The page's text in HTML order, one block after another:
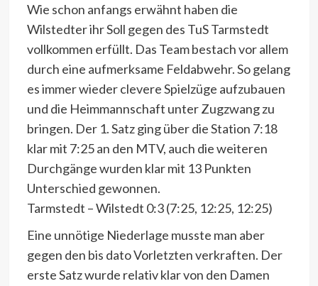
Wie schon anfangs erwähnt haben die
Wilstedter ihr Soll gegen des TuS Tarmstedt
vollkommen erfüllt. Das Team bestach vor allem
durch eine aufmerksame Feldabwehr. So gelang
es immer wieder clevere Spielzüge aufzubauen
und die Heimmannschaft unter Zugzwang zu
bringen. Der 1. Satz ging über die Station 7:18
klar mit 7:25 an den MTV, auch die weiteren
Durchgänge wurden klar mit 13 Punkten
Unterschied gewonnen.
Tarmstedt – Wilstedt 0:3 (7:25, 12:25, 12:25)
Eine unnötige Niederlage musste man aber
gegen den bis dato Vorletzten verkraften. Der
erste Satz wurde relativ klar von den Damen